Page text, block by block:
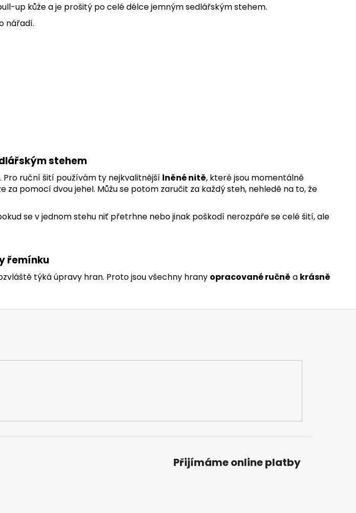
up kůžea je prošitý po celé délce jemným sedlářským stehem.
nářadí.
stehem
Pro ruční šití používám ty nejkvalitnější lněné nitě, které jsou momentálně
pomocí dvou jehel. Můžu se potom zaručit za každý steh, nehledě na to, že
se v jednom stehu niť přetrhne nebo jinak poškodí nerozpáře se celé šití, ale
řemínku
týká úpravy hran. Proto jsou všechny hrany opracované ručně a krásně
Přijímáme online platby